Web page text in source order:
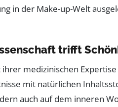
in der Make-up-Welt
trifft
medizinischen
mit natürlichen
auch auf dem inneren